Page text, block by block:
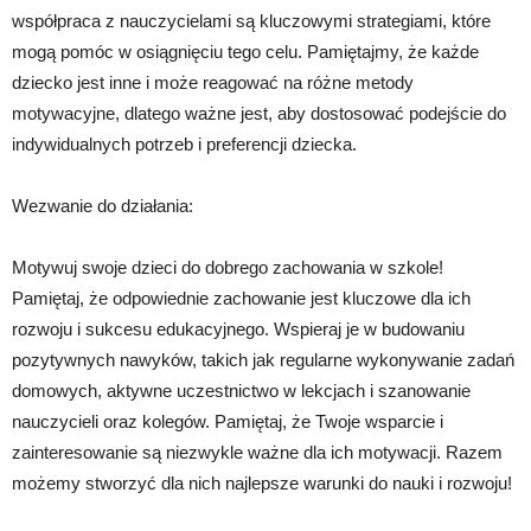
współpraca z nauczycielami są kluczowymi strategiami, które
mogą pomóc w osiągnięciu tego celu. Pamiętajmy, że każde
dziecko jest inne i może reagować na różne metody
motywacyjne, dlatego ważne jest, aby dostosować podejście do
indywidualnych potrzeb i preferencji dziecka.
Wezwanie do działania:
Motywuj swoje dzieci do dobrego zachowania w szkole!
Pamiętaj, że odpowiednie zachowanie jest kluczowe dla ich
rozwoju i sukcesu edukacyjnego. Wspieraj je w budowaniu
pozytywnych nawyków, takich jak regularne wykonywanie zadań
domowych, aktywne uczestnictwo w lekcjach i szanowanie
nauczycieli oraz kolegów. Pamiętaj, że Twoje wsparcie i
zainteresowanie są niezwykle ważne dla ich motywacji. Razem
możemy stworzyć dla nich najlepsze warunki do nauki i rozwoju!